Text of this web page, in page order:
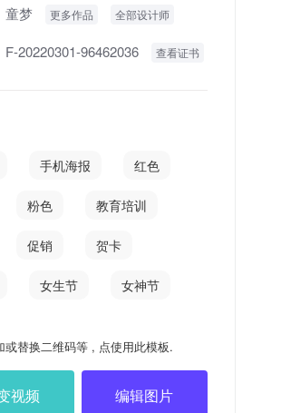
童梦 更多作品 全部设计师
F-20220301-96462036 查看证书
手机海报 红色
粉色 教育培训
促销 贺卡
女生节 女神节
或替换二维码等 , 点使用此模板.
视频 编辑图片